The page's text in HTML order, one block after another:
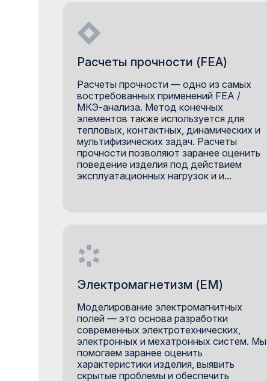
Расчеты прочности (FEA)
Расчеты прочности — одно из самых
востребованных применений FEA /
МКЭ-анализа. Метод конечных
элементов также используется для
тепловых, контактных, динамических и
мультифизических задач. Расчеты
прочности позволяют заранее оценить
поведение изделия под действием
эксплуатационных нагрузок и и...
Электромагнетизм (EM)
Моделирование электромагнитных
полей — это основа разработки
современных электротехнических,
электронных и мехатронных систем. Мы
помогаем заранее оценить
характеристики изделия, выявить
скрытые проблемы и обеспечить